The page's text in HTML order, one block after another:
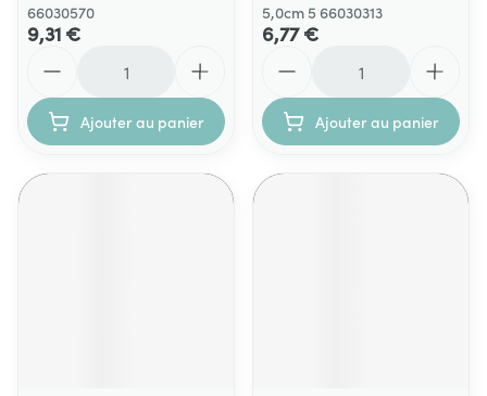
66030570
9,31 €
Ajouter au panier
5,0cm 5 66030313
6,77 €
Ajouter au panier